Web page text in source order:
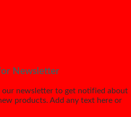
Newsletter
our newsletter to get notified about
products. Add any text here or